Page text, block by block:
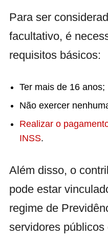
Para ser
facultativo, é
requisitos básicos:
Ter mais de 16 anos;
Não exercer
Realizar o
INSS.
Além disso, o
pode estar
regime de
servidores